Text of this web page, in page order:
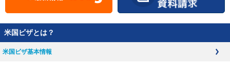
米国ビザとは？
米国ビザ基本情報